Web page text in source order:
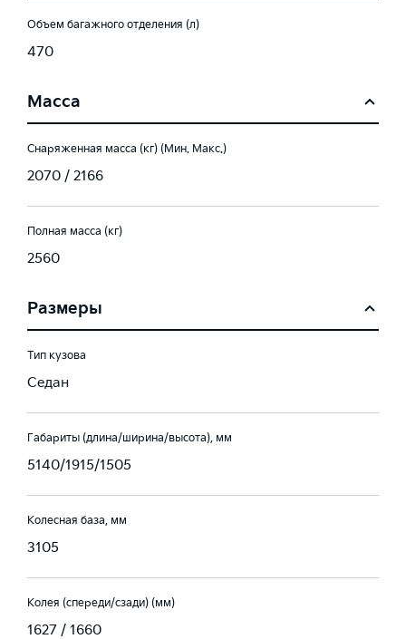
Объем багажного отделения (л)
470
Масса
Снаряженная масса (кг) (Мин. Макс.)
2070 / 2166
Полная масса (кг)
2560
Размеры
Тип кузова
Седан
Габариты (длина/ширина/высота), мм
5140/1915/1505
Колесная база, мм
3105
Колея (спереди/сзади) (мм)
1627 / 1660